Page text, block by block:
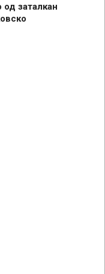
заталкан